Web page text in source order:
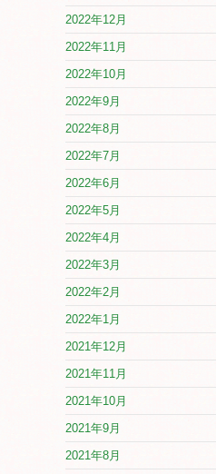
2022年12月
2022年11月
2022年10月
2022年9月
2022年8月
2022年7月
2022年6月
2022年5月
2022年4月
2022年3月
2022年2月
2022年1月
2021年12月
2021年11月
2021年10月
2021年9月
2021年8月